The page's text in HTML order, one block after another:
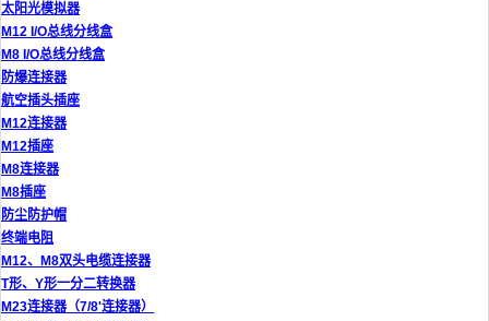
太阳光模拟器
M12 I/O总线分线盒
M8 I/O总线分线盒
防爆连接器
航空插头插座
M12连接器
M12插座
M8连接器
M8插座
防尘防护帽
终端电阻
M12、M8双头电缆连接器
T形、Y形一分二转换器
M23连接器（7/8'连接器）